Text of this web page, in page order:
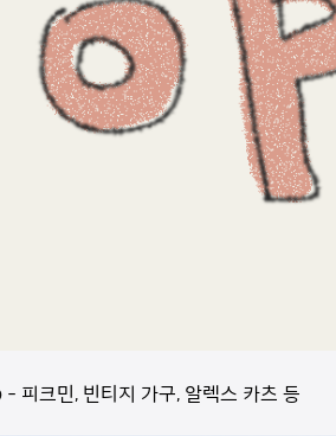
피크민, 빈티지 가구, 알렉스 카츠 등